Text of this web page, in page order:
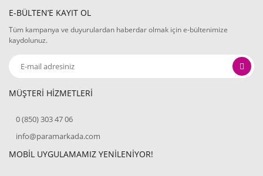
E-BÜLTEN’E KAYIT OL
Tüm kampanya ve duyurulardan haberdar olmak için e-bültenimize
kaydolunuz.
MÜŞTERİ HİZMETLERİ
0 (850) 303 47 06
info@paramarkada.com
MOBİL UYGULAMAMIZ YENİLENİYOR!